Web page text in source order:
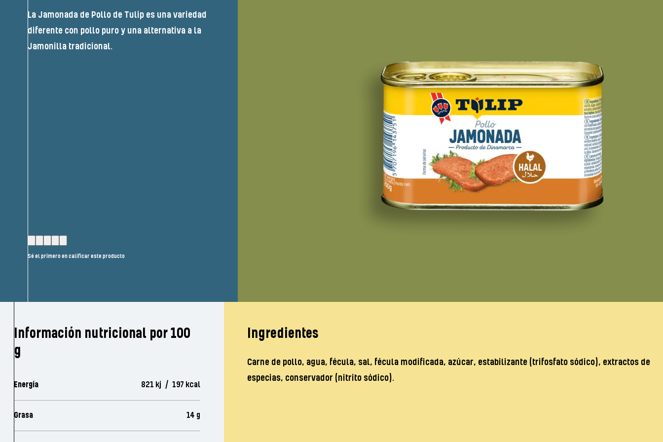
La Jamonada de Pollo de Tulip es una variedad
diferente con pollo puro y una alternativa a la
Jamonilla tradicional.
Sé el primero en calificar este producto
Información nutricional por 100
g
Energía 821 kj / 197 kcal
Grasa 14 g
Ingredientes
Carne de pollo, agua, fécula, sal, fécula modificada, azúcar, estabilizante (trifosfato sódico), extractos de
especias, conservador (nitrito sódico).